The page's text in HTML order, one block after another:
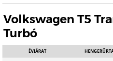
Volkswagen T5
Turbó
ÉVJÁRAT